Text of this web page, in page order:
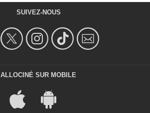
SUIVEZ-NOUS
ALLOCINÉ SUR MOBILE